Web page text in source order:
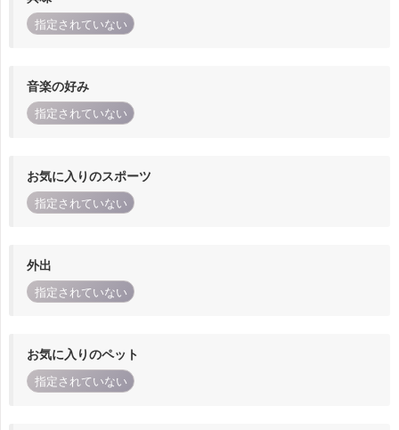
指定されていない
音楽の好み
指定されていない
お気に入りのスポーツ
指定されていない
外出
指定されていない
お気に入りのペット
指定されていない